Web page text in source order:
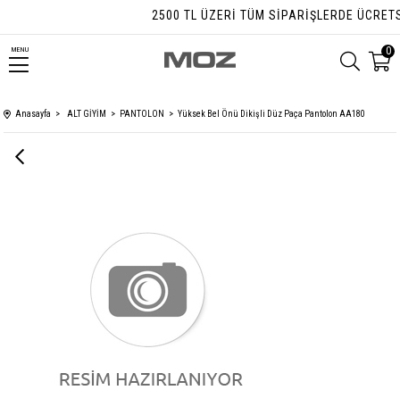
2500 TL ÜZERI TÜM SIPARIŞLERDE
MENU 0
Anasayfa ALT GİYİM PANTOLON Yüksek Bel Önü Dikişli Düz Paça Pantolon AA180